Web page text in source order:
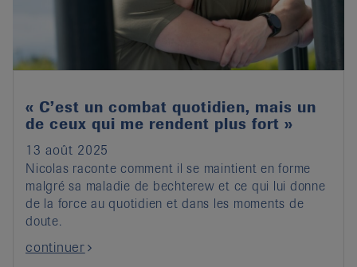
« C’est un combat quotidien, mais un
de ceux qui me rendent plus fort »
13 août 2025
Nicolas raconte comment il se maintient en forme
malgré sa maladie de bechterew et ce qui lui donne
de la force au quotidien et dans les moments de
doute.
continuer